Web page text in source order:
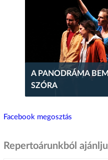
A PANODRÁMA
SZÓRA
Facebook megosztás
Repertoárunkból